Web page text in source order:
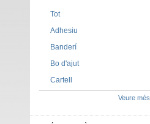
Tot
Adhesiu
Banderí
Bo d'ajut
Cartell
Veure més